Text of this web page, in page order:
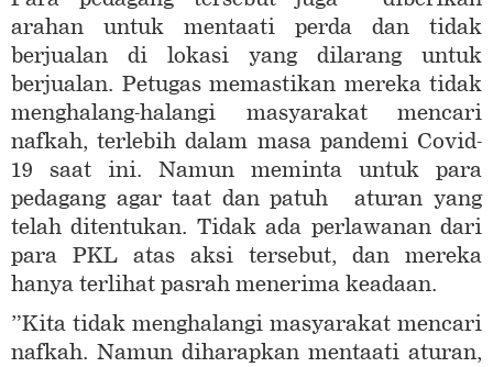
arahan untuk mentaati perda dan tidak
berjualan di lokasi yang dilarang untuk
berjualan. Petugas memastikan mereka tidak
menghalang-halangi masyarakat mencari
nafkah, terlebih dalam masa pandemi Covid-
19 saat ini. Namun meminta untuk para
pedagang agar taat dan patuh aturan yang
telah ditentukan. Tidak ada perlawanan dari
para PKL atas aksi tersebut, dan mereka
hanya terlihat pasrah menerima keadaan.
”Kita tidak menghalangi masyarakat mencari
nafkah. Namun diharapkan mentaati aturan,